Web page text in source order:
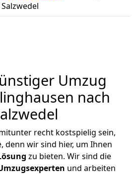
Umzug
nach
recht kostspielig sein,
denn wir sind hier, um Ihnen
zu bieten. Wir sind die
und arbeiten